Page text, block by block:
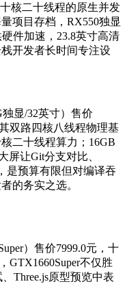
核二十线程的原生并发
项目存档，RX550独显
件加速，23.8英寸高清
开发者长时间专注设
独显/32英寸）售价
双路四核八线程物理基
二十线程算力；16GB
屏让Git分支对比、
是预算有限但对编译吞
的务实之选。
）售价7999.0元，十
GTX1660Super不仅胜
Three.js原型预览中表